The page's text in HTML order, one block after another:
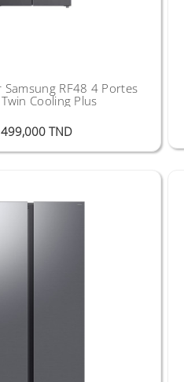
Samsung RF48 4 Portes
Cooling Plus
TND